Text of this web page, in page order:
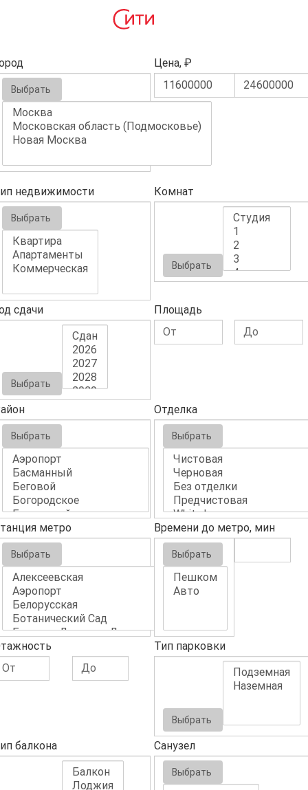
Выбрать
Цена, ₽
недвижимости
Выбрать
Комнат
Выбрать
сдачи
Выбрать
Площадь
Выбрать
Отделка
Выбрать
метро
Выбрать
Времени до метро, мин
Выбрать
Тип парковки
Выбрать
балкона Санузел
Выбрать